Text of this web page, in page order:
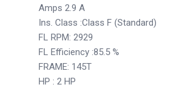
Amps 2.9 A
Ins. Class :Class F (Standard)
FL RPM: 2929
FL Efficiency :85.5 %
FRAME: 145T
HP : 2 HP